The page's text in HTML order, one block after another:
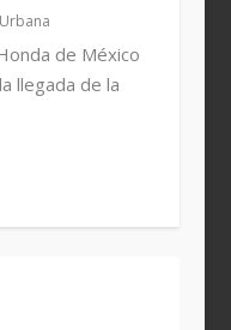
de México
llegada de la